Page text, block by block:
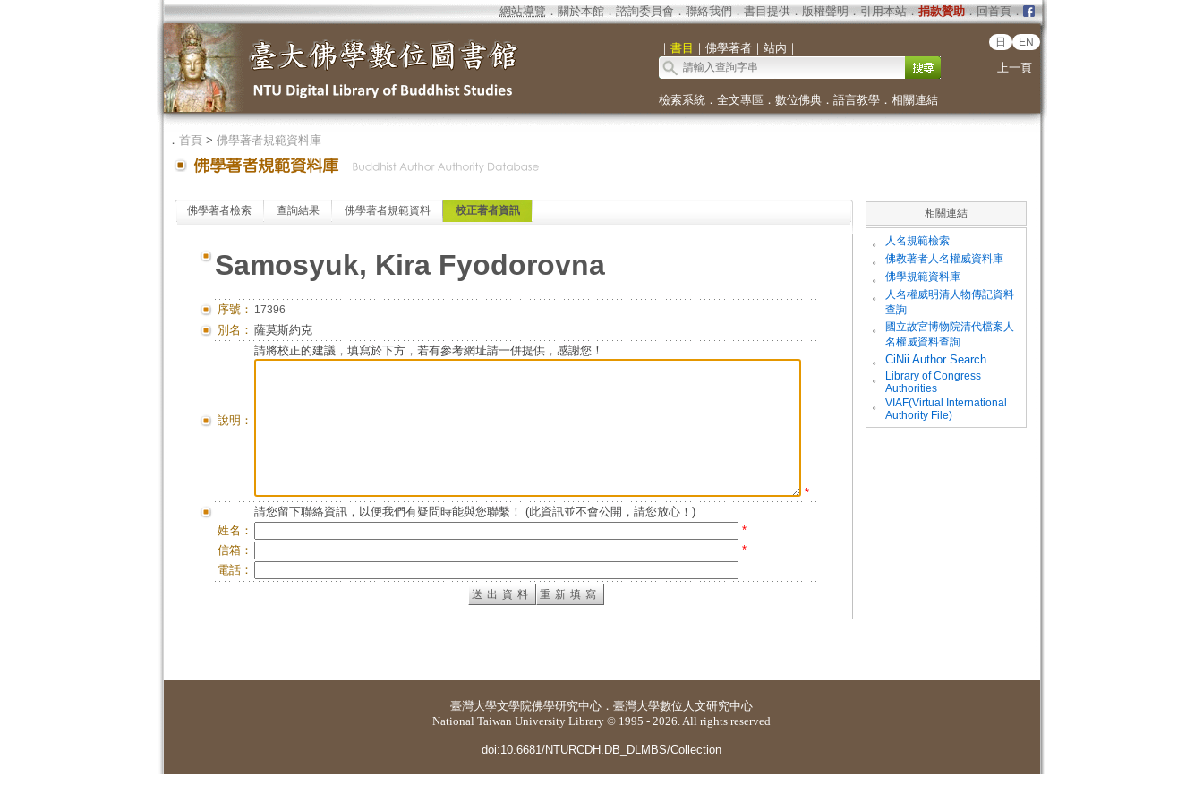
網站導覽 ． 關於本館． 諮詢委員會． 聯絡我們 ． 書目提供． 版權聲明 ． 引用本站． 捐款贊助．回首頁．
｜ 書目 ｜ 佛學著者｜ 站內 ｜ 日 EN
上一頁
檢索系統． 全文專區 ． 數位佛典． 語言教學． 相關連結
． 首頁> 佛學著者規範資料庫
佛學著者檢索 查詢結果 佛學著者規範資料 校正著者資訊
Samosyuk, Kira Fyodorovna
序號： 17396
別名： 薩莫斯約克
說明：
請將校正的建議，填寫於下方，若有參考網址請一併提供，感謝您！
*
請您留下聯絡資訊，以便我們有疑問時能與您聯繫！ (此資訊並不會公開，請您放心！)
姓名：
*
信箱：
*
電話：
相關連結
。 人名規範檢索
。 佛教著者人名權威資料庫
。 佛學規範資料庫
。
人名權威明清人物傳記資料
查詢
。
國立故宮博物院清代檔案人
名權威資料查詢
。
CiNii Author Search
。
Library of Congress
Authorities
。
VIAF(Virtual International
Authority File)
臺灣大學文學院佛學研究中心 ． 臺灣大學數位人文研究中心
National Taiwan University Library © 1995 - 2026. All rights reserved
doi:10.6681/NTURCDH.DB_DLMBS/Collection